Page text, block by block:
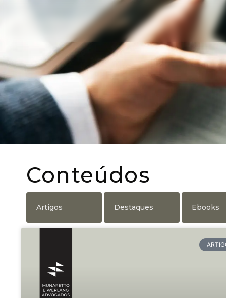
Conteúdos
Artigos Destaques Ebooks